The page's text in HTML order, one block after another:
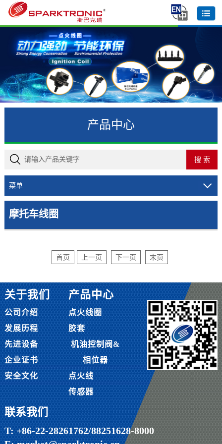
产品中心
菜单
摩托车线圈
首页 上一页 下一页 末页
关于我们
公司介绍
发展历程
先进设备
企业证书
安全文化
产品中心
点火线圈
胶套
机油控制阀&
相位器
点火线
传感器
联系我们
T: +86-22-28261762/88251628-8000